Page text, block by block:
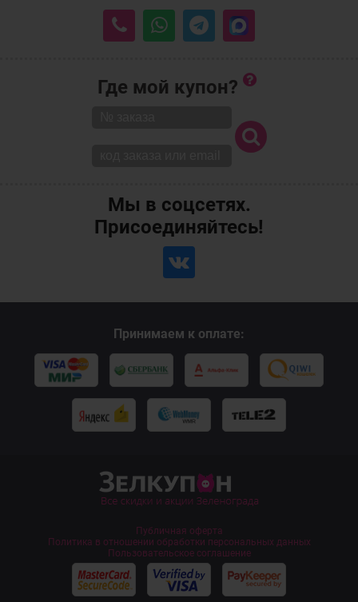
Где мой купон?
Мы в соцсетях.
Присоединяйтесь!
Принимаем к оплате:
Публичная оферта
Политика в отношении обработки персональных данных
Пользовательское соглашение